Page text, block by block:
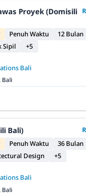
Proyek (Domisili
Penuh Waktu
12 Bulan
Sipil +5
Bali
Bali
Bali)
Penuh Waktu
36 Bulan
Design +5
Bali
Bali